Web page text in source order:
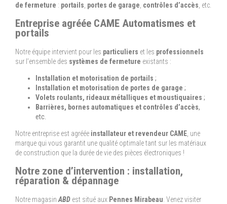
de fermeture : portails portes de garage contrôles d’accès , etc.
Entreprise agréée CAME Automatismes et
portails
Notre équipe intervient pour les particuliers et les professionnels
sur l’ensemble des systèmes de fermeture existants :
Installation et motorisation de portails ;
Installation et motorisation de portes de garage ;
Volets roulants, rideaux métalliques et moustiquaires ;
Barrières, bornes automatiques et contrôles d’accès,
etc.
Notre entreprise est agréée installateur et revendeur CAME , une
marque qui vous garantit une qualité optimale tant sur les matériaux
de construction que la durée de vie des pièces électroniques !
Notre zone d’intervention : installation,
réparation & dépannage
Notre magasin ABD est situé aux Pennes Mirabeau . Venez visiter